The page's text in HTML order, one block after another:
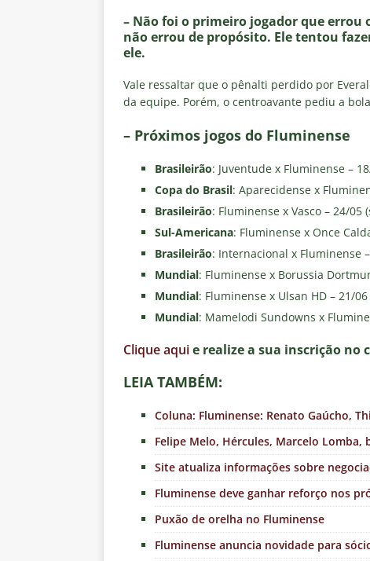
– Não foi o primeiro jogador que
não errou de propósito. Ele tentou
ele.
Vale ressaltar que o pênalti perdido por
da equipe. Porém, o centroavante pediu a
– Próximos jogos do Fluminense
Brasileirão: Juventude x Fluminense –
Copa do Brasil: Aparecidense x
Brasileirão: Fluminense x Vasco – 24/05
Sul-Americana: Fluminense x Once
Brasileirão: Internacional x Fluminense
Mundial: Fluminense x Borussia
Mundial: Fluminense x Ulsan HD – 21/
Mundial: Mamelodi Sundowns x
Clique aquie realize a sua inscrição no
LEIA TAMBÉM:
Coluna: Fluminense: Renato Gaúcho,
Felipe Melo, Hércules, Marcelo
Site atualiza informações sobre
Fluminense deve ganhar reforço nos
Puxão de orelha no Fluminense
Fluminense anuncia novidade para